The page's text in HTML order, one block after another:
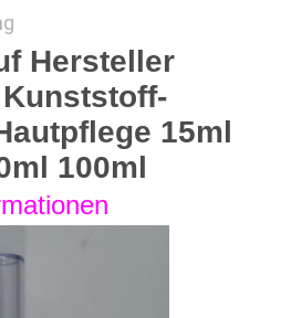
Hersteller
15ml
100ml